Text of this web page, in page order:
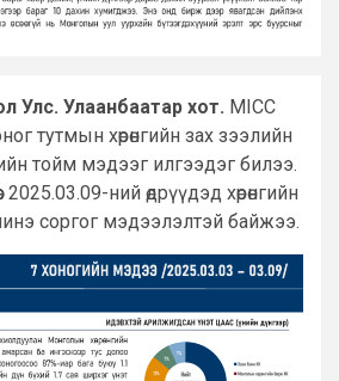
Улс. Улаанбаатар хот. MICC
тутмын хөрөнгийн зах зээлийн
тойм мэдээг илгээдэг билээ.
2025.03.09-ний өдрүүдэд хөрөнгийн
соргог мэдээлэлтэй байжээ.